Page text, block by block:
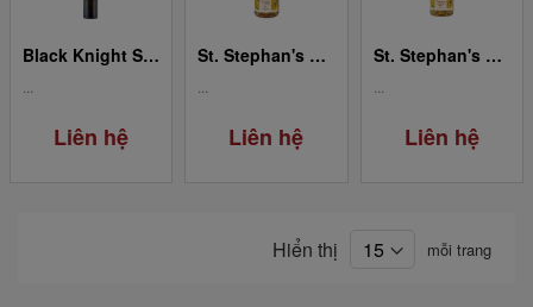
Black Knight Silvaner Eiswein - Ice Wine
...
Liên hệ
St. Stephan's Crown 5 Puttonyos Aszú 0.5L
...
Liên hệ
St. Stephan's Crown édes Szamorodni 3 Puttonyos Aszú 0.5L
...
Liên hệ
Hiển thị mỗi trang